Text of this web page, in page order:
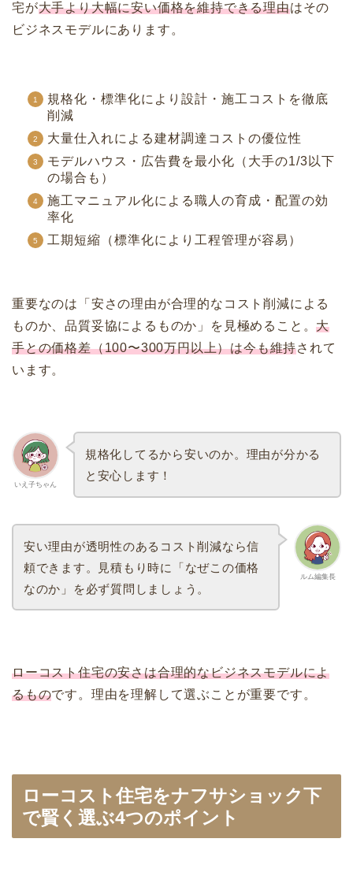
宅が大手より大幅に安い価格を維持できる理由はその
ビジネスモデルにあります。
規格化・標準化により設計・施工コストを徹底
削減
大量仕入れによる建材調達コストの優位性
モデルハウス・広告費を最小化（大手の1/3以下
の場合も）
施工マニュアル化による職人の育成・配置の効
率化
工期短縮（標準化により工程管理が容易）
重要なのは「安さの理由が合理的なコスト削減による
ものか、品質妥協によるものか」を見極めること。大
手との価格差（100〜300万円以上）は今も維持されて
います。
いえ子ちゃん
規格化してるから安いのか。理由が分かる
と安心します！
ルム編集長
安い理由が透明性のあるコスト削減なら信
頼できます。見積もり時に「なぜこの価格
なのか」を必ず質問しましょう。
ローコスト住宅の安さは合理的なビジネスモデルによ
るものです。理由を理解して選ぶことが重要です。
ローコスト住宅をナフサショック下
で賢く選ぶ4つのポイント